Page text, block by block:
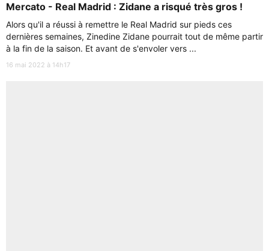
Mercato - Real Madrid : Zidane a risqué très gros !
Alors qu'il a réussi à remettre le Real Madrid sur pieds ces
dernières semaines, Zinedine Zidane pourrait tout de même partir
à la fin de la saison. Et avant de s'envoler vers ...
16 mai 2022 à 14h17